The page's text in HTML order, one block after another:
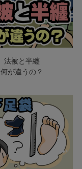
法被と半纏
何が違うの？